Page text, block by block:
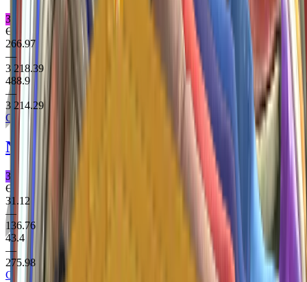
Засекречене Пістолет
Є StatTrak
266.97
—
3 218.39
488.9
—
3 214.29
Clutch Case
Negev Lionfish
Заборонене Кулемет
Є StatTrak
31.12
—
136.76
43.4
—
275.98
Clutch Case